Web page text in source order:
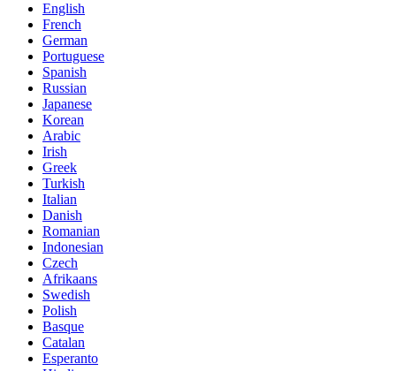
English
French
German
Portuguese
Spanish
Russian
Japanese
Korean
Arabic
Irish
Greek
Turkish
Italian
Danish
Romanian
Indonesian
Czech
Afrikaans
Swedish
Polish
Basque
Catalan
Esperanto